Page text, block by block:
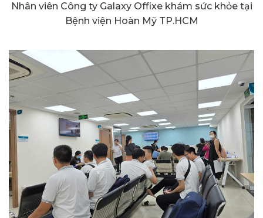
Nhân viên Công ty Galaxy Offixe khám sức khỏe tại
Bệnh viện Hoàn Mỹ TP.HCM